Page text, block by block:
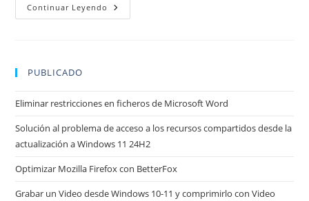
Continuar Leyendo Como
Activar
(Android)
PUBLICADO
Eliminar restricciones en ficheros de Microsoft Word
Solución al problema de acceso a los recursos compartidos desde la
actualización a Windows 11 24H2
Optimizar Mozilla Firefox con BetterFox
Grabar un Video desde Windows 10-11 y comprimirlo con Video